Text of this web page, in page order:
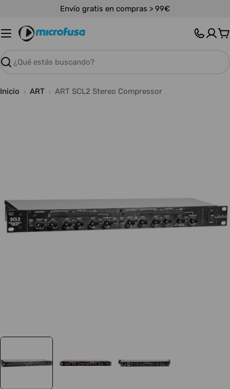
contenido
Envío gratis en compras > 99€
Buscar
Inicio ART ART SCL2 Stereo Compressor
medios 0 en modal